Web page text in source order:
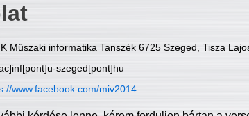
Műszaki informatika Tanszék 6725 Szeged, Tisza
szeged[pont]hu
www.facebook.com/miv2014